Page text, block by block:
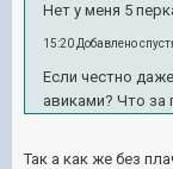
Нет у меня 5
15:20 Добавлено
Если честно
авиками? Что
Так а как же без